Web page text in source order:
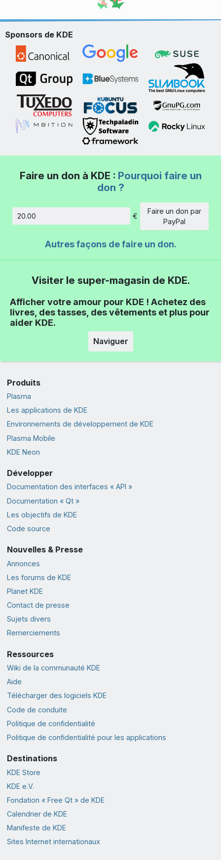
Sponsors de KDE
Faire un don à KDE : Pourquoi faire un
don ?
Montant
€
Faire un don par
PayPal
Autres façons de faire un don.
Visiter le super-magasin de KDE.
Afficher votre amour pour KDE ! Achetez des
livres, des tasses, des vêtements et plus pour
aider KDE.
Naviguer
Produits
Plasma
Les applications de KDE
Environnements de développement de KDE
Plasma Mobile
KDE Neon
Développer
Documentation des interfaces « API »
Documentation « Qt »
Les objectifs de KDE
Code source
Nouvelles & Presse
Annonces
Les forums de KDE
Planet KDE
Contact de presse
Sujets divers
Remerciements
Ressources
Wiki de la communauté KDE
Aide
Télécharger des logiciels KDE
Code de conduite
Politique de confidentialité
Politique de confidentialité pour les applications
Destinations
KDE Store
KDE e.V.
Fondation « Free Qt » de KDE
Calendrier de KDE
Manifeste de KDE
Sites Internet internationaux